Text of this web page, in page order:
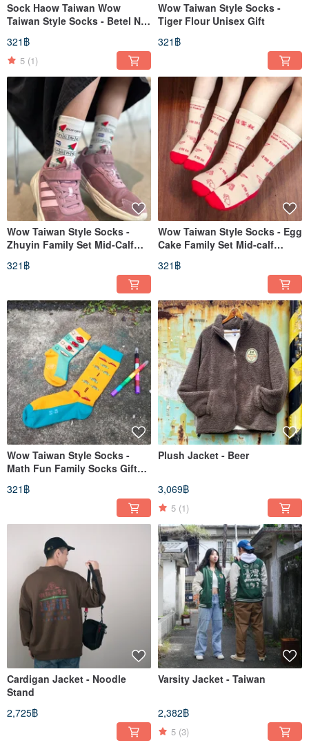
Sock Haow Taiwan Wow
Taiwan Style Socks - Betel Nut
Gift Mid-Calf Socks
321฿
5 (1)
Wow Taiwan Style Socks -
Tiger Flour Unisex Gift
321฿
Wow Taiwan Style Socks -
Zhuyin Family Set Mid-Calf
Socks
321฿
Wow Taiwan Style Socks - Egg
Cake Family Set Mid-calf
Socks
321฿
Wow Taiwan Style Socks -
Math Fun Family Socks Gift
Mid-Calf Socks
321฿
Plush Jacket - Beer
3,069฿
5 (1)
Cardigan Jacket - Noodle
Stand
2,725฿
Varsity Jacket - Taiwan
2,382฿
5 (3)